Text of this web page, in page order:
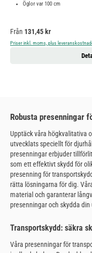
Öglor var 100 cm
Ordinarie pris:
Från 131,45 kr
Priser inkl. moms, plus
Robusta presenningar
Upptäck våra högkvalitativa
utvecklats speciellt för
presenningar erbjuder
som ett effektivt skydd för
presenning för
rätta lösningarna för dig.
material och garanterar
presenningar och skydda
Transportskydd: säkra
Våra presenningar för